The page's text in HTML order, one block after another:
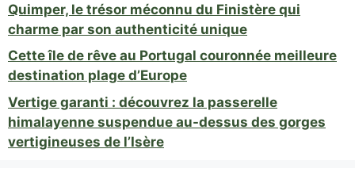
Quimper, le trésor méconnu du Finistère qui
charme par son authenticité unique
Cette île de rêve au Portugal couronnée meilleure
destination plage d’Europe
Vertige garanti : découvrez la passerelle
himalayenne suspendue au-dessus des gorges
vertigineuses de l’Isère